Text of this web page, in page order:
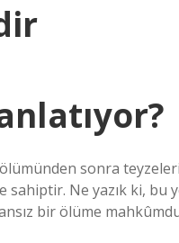
sonra
Ne yazık ki, bu
bir ölüme